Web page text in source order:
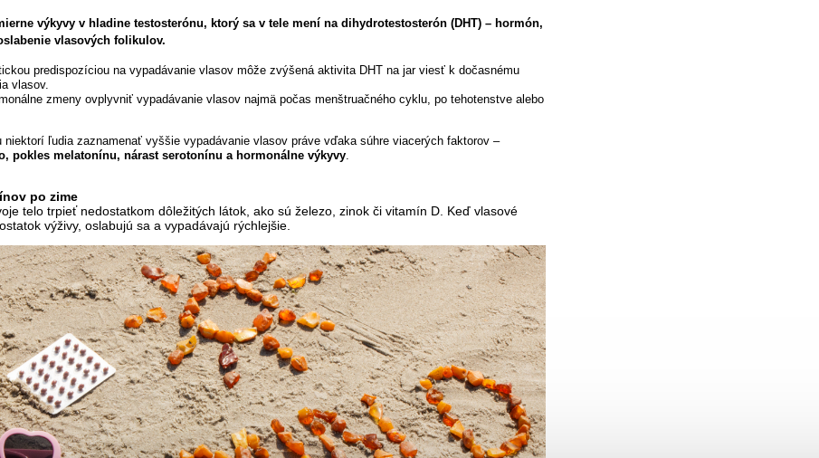
výkyvy v hladine testosterónu, ktorý sa v tele mení na dihydrotestosterón (DHT) – hormón,
vlasových folikulov.
predispozíciou na vypadávanie vlasov môže zvýšená aktivita DHT na jar viesť k dočasnému
vlasov.
zmeny ovplyvniť vypadávanie vlasov najmä počas menštruačného cyklu, po tehotenstve alebo
niektorí ľudia zaznamenať vyššie vypadávanie vlasov práve vďaka súhre viacerých faktorov –
pokles melatonínu, nárast serotonínu a hormonálne výkyvy.
po zime
telo trpieť nedostatkom dôležitých látok, ako sú železo, zinok či vitamín D. Keď vlasové
výživy, oslabujú sa a vypadávajú rýchlejšie.